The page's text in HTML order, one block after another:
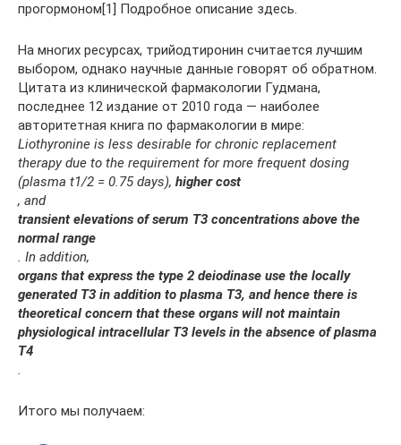
прогормоном[1] Подробное описание здесь.
На многих ресурсах, трийодтиронин считается лучшим
выбором, однако научные данные говорят об обратном.
Цитата из клинической фармакологии Гудмана,
последнее 12 издание от 2010 года — наиболее
авторитетная книга по фармакологии в мире:
Liothyronine is less desirable for chronic replacement
therapy due to the requirement for more frequent dosing
(plasma t1/2 = 0.75 days), higher cost
, and
transient elevations of serum T3 concentrations above the
normal range
. In addition,
organs that express the type 2 deiodinase use the locally
generated T3 in addition to plasma T3, and hence there is
theoretical concern that these organs will not maintain
physiological intracellular T3 levels in the absence of plasma
T4
.
Итого мы получаем: